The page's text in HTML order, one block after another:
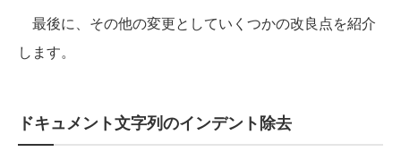
最後に、その他の変更としていくつかの改良点を紹介
します。
ドキュメント文字列のインデント除去